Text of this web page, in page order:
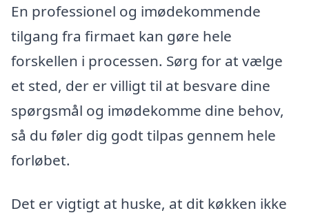
En professionel og imødekommende
tilgang fra firmaet kan gøre hele
forskellen i processen. Sørg for at vælge
et sted, der er villigt til at besvare dine
spørgsmål og imødekomme dine behov,
så du føler dig godt tilpas gennem hele
forløbet.
Det er vigtigt at huske, at dit køkken ikke